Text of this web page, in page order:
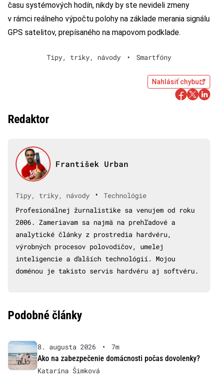
času systémových hodín, nikdy by ste nevideli zmeny
v rámci reálneho výpočtu polohy na základe merania signálu
GPS satelitov, prepísaného na mapovom podklade.
Tipy, triky, návody • Smartfóny
Nahlásiť chybu
Redaktor
František Urban
Tipy, triky, návody •
Technológie
Profesionálnej žurnalistike sa venujem od roku
2006. Zameriavam sa najmä na prehľadové a
analytické články z prostredia hardvéru,
výrobných procesov polovodičov, umelej
inteligencie a ďalších technológií. Mojou
doménou je takisto servis hardvéru aj softvéru.
Podobné články
8. augusta 2026 •
7m
Ako na zabezpečenie domácnosti počas dovolenky?
Katarína Šimková